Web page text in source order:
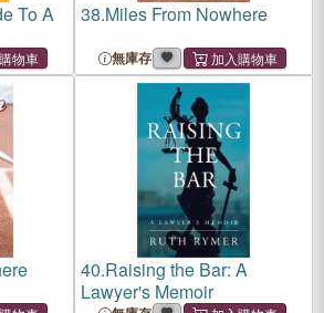
To A
38.Miles From Nowhere
無庫存
40.Raising the Bar: A
Lawyer's Memoir